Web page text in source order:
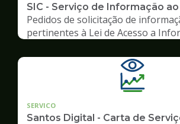
SIC - Serviço de Informação
Pedidos de solicitação de
pertinentes à Lei de Acesso a
SERVICO
Santos Digital - Carta de